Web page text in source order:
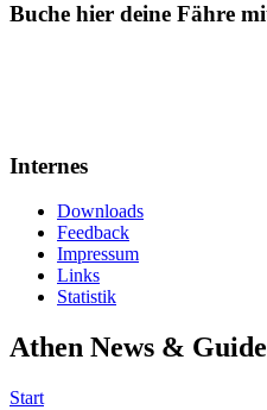
Buche hier deine Fähre
Internes
Downloads
Feedback
Impressum
Links
Statistik
Athen News &
Start